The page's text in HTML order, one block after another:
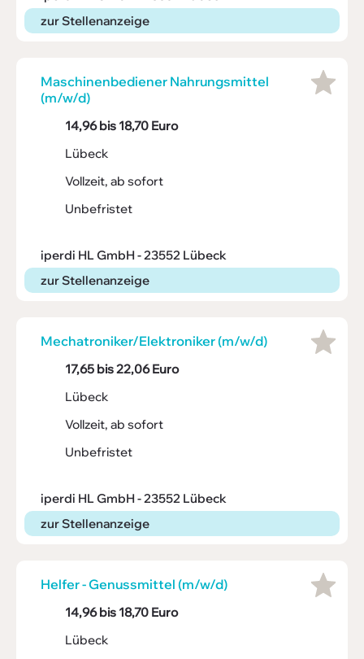
zur Stellenanzeige
Maschi­nen­be­diener Nahrungs­mittel
(m/w/d)
14,96 bis 18,70 Euro
Lübeck
Vollzeit, ab sofort
Unbefristet
iperdi HL GmbH - 23552 Lübeck
zur Stellenanzeige
Mecha­tro­ni­ker/Elek­tro­niker (m/w/d)
17,65 bis 22,06 Euro
Lübeck
Vollzeit, ab sofort
Unbefristet
iperdi HL GmbH - 23552 Lübeck
zur Stellenanzeige
Helfer - Genuss­mittel (m/w/d)
14,96 bis 18,70 Euro
Lübeck